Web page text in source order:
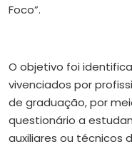
Foco”.
O objetivo foi
vivenciados por
de graduação, por
questionário a
auxiliares ou técnicos